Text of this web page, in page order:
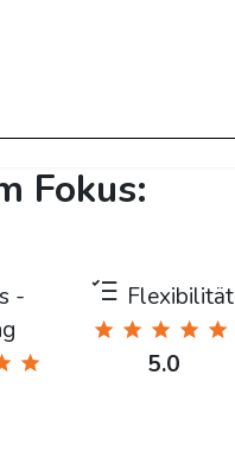
Fokus:
-
Flexibilität
5.0